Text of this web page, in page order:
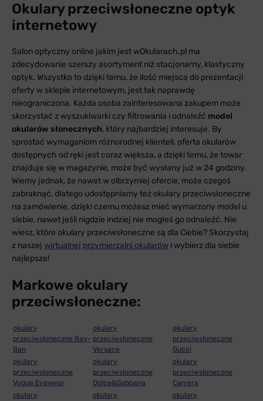
Okulary przeciwsłoneczne optyk
internetowy
Salon optyczny online jakim jest wOkularach.pl ma
zdecydowanie szerszy asortyment niż stacjonarny, klastyczny
optyk. Wszystko to dzięki temu, że ilość miejsca do prezentacji
oferty w sklepie internetowym, jest tak naprawdę
nieograniczona. Każda osoba zainteresowana zakupem może
skorzystać z wyszukiwarki czy filtrowania i odnaleźć model
okularów słonecznych, który najbardziej interesuje. By
sprostać wymaganiom różnorodnej klienteli, oferta okularów
dostępnych od ręki jest coraz większa, a dzięki temu, że towar
znajduje się w magazynie, może być wysłany już w 24 godziny.
Wiemy jednak, że nawet w olbrzymiej ofercie, może czegoś
zabraknąć, dlatego udostępniamy też okulary przeciwsłoneczne
na zamówienie, dzięki czemu możesz mieć wymarzony model u
siebie, nawet jeśli nigdzie indziej nie mogłeś go odnaleźć. Nie
wiesz, które okulary przeciwsłoneczne są dla Ciebie? Skorzystaj
z naszej wirtualnej przymierzalni okularów i wybierz dla siebie
najlepsze!
Markowe okulary
przeciwsłoneczne:
okulary
przeciwsłoneczne Ray-
Ban
okulary
przeciwsłoneczne
Versace
okulary
przeciwsłoneczne
Gucci
okulary
przeciwsłoneczne
Vogue Eyewear
okulary
przeciwsłoneczne
Dolce&Gabbana
okulary
przeciwsłoneczne
Carrera
okulary
okulary
okulary